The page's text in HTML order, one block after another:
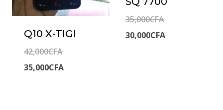
Q10 X-TIGI
42,000CFALe
prix
35,000CFALe
35,000CFALe
prix
30,000CFALe